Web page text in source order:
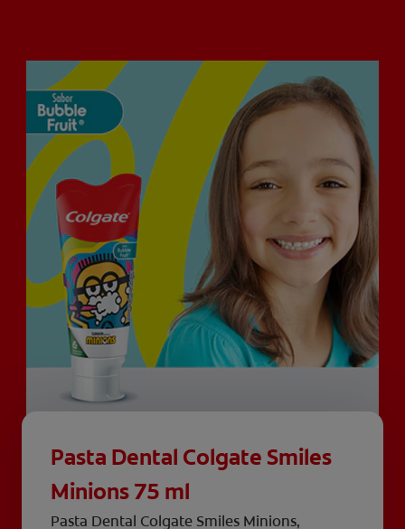
Pasta Dental Colgate Smiles
Minions 75 ml
Pasta Dental Colgate Smiles Minions,